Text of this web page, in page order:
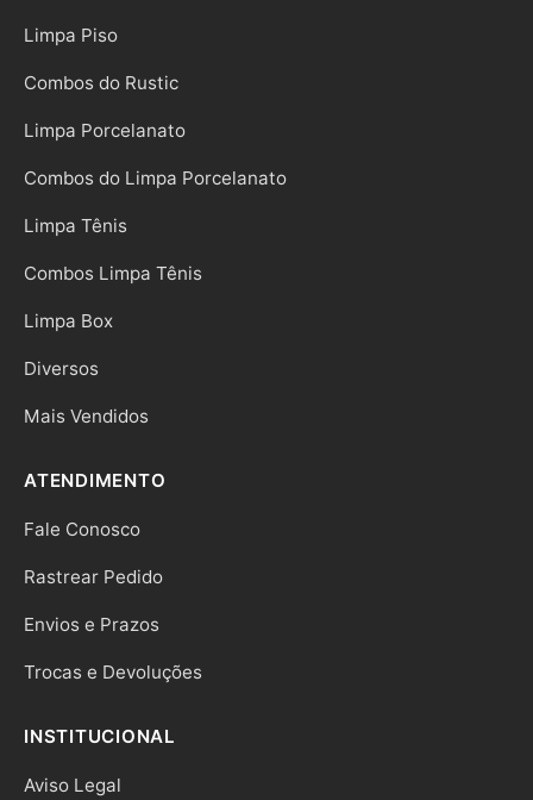
Limpa Piso
Combos do Rustic
Limpa Porcelanato
Combos do Limpa Porcelanato
Limpa Tênis
Combos Limpa Tênis
Limpa Box
Diversos
Mais Vendidos
ATENDIMENTO
Fale Conosco
Rastrear Pedido
Envios e Prazos
Trocas e Devoluções
INSTITUCIONAL
Aviso Legal